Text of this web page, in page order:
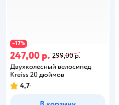
−17%
247,00 р. 299,00 р.
Двухколесный велосипед
Kreiss 20 дюймов
4,7